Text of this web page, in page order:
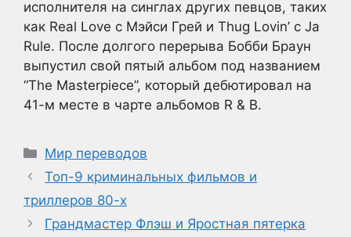
исполнителя на синглах других певцов, таких
как Real Love с Мэйси Грей и Thug Lovin’ с Ja
Rule. После долгого перерыва Бобби Браун
выпустил свой пятый альбом под названием
“The Masterpiece”, который дебютировал на
41-м месте в чарте альбомов R & B.
Рубрики
Мир переводов
Топ-9 криминальных фильмов и
триллеров 80-х
Грандмастер Флэш и Яростная пятерка